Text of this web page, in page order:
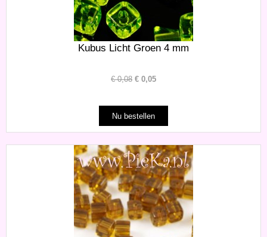
Kubus Licht Groen 4 mm
€0,08 € 0,05